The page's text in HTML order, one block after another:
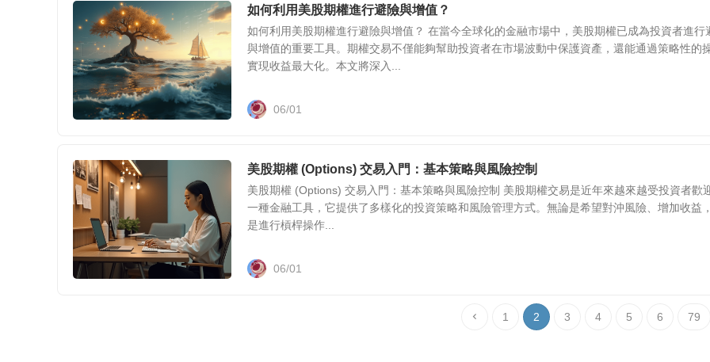
如何利用美股期權進行避險與增值？
如何利用美股期權進行避險與增值？ 在當今全球化的金融市場中，美股期權已成為投資者進行
與增值的重要工具。期權交易不僅能夠幫助投資者在市場波動中保護資產，還能通過策略性的
實現收益最大化。本文將深入...
06/01
美股期權 (Options) 交易入門：基本策略與風險控制
美股期權 (Options) 交易入門：基本策略與風險控制 美股期權交易是近年來越來越受投資者歡
一種金融工具，它提供了多樣化的投資策略和風險管理方式。無論是希望對沖風險、增加收益
是進行槓桿操作...
06/01
1 2 3 4 5 6 79